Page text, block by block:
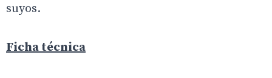
suyos.
Ficha técnica